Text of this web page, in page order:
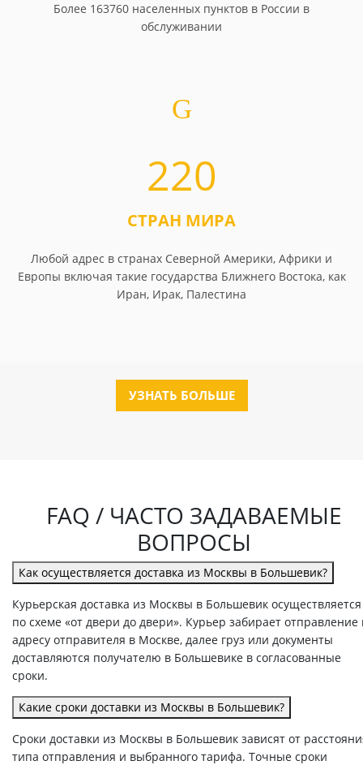
Более 163760 населенных пунктов в России в
обслуживании
220
СТРАН МИРА
Любой адрес в странах Северной Америки, Африки и
Европы включая такие государства Ближнего Востока, как
Иран, Ирак, Палестина
УЗНАТЬ БОЛЬШЕ
FAQ / ЧАСТО ЗАДАВАЕМЫЕ
ВОПРОСЫ
Как осуществляется доставка из Москвы в Большевик?
Курьерская доставка из Москвы в Большевик осуществляется
по схеме «от двери до двери». Курьер забирает отправление
адресу отправителя в Москве, далее груз или документы
доставляются получателю в Большевике в согласованные
сроки.
Какие сроки доставки из Москвы в Большевик?
Сроки доставки из Москвы в Большевик зависят от
типа отправления и выбранного тарифа. Точные сроки